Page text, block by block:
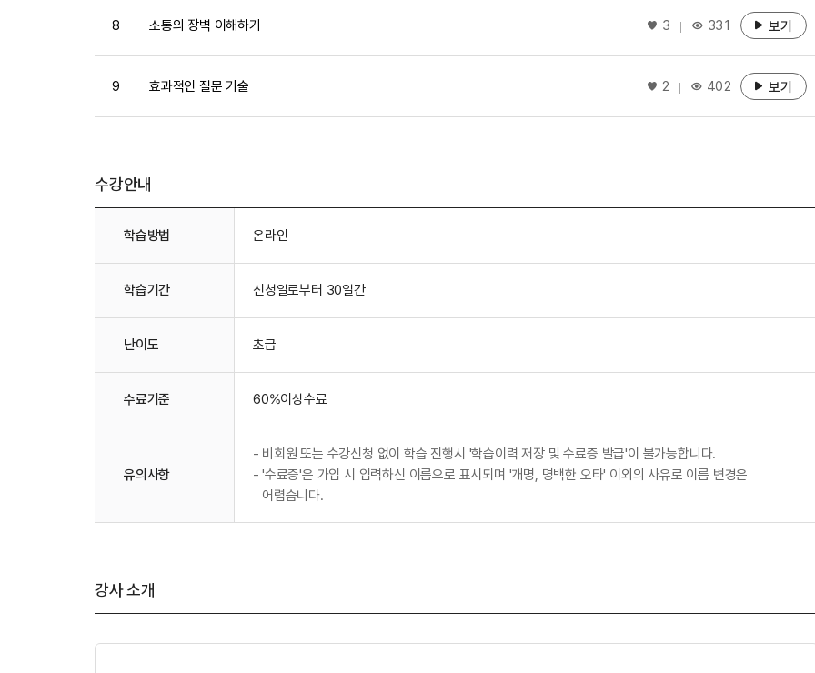
8 소통의 장벽 이해하기 좋아요
3 331 보기
9 효과적인 질문 기술 좋아요
2 402 보기
수강안내
학습방법 온라인
학습기간 신청일로부터 30일간
난이도 초급
수료기준 60%이상수료
유의사항
- 비회원 또는 수강신청 없이 학습 진행시 '학습이력 저장 및 수료증 발급'이 불가능합니다.
- '수료증'은 가입 시 입력하신 이름으로 표시되며 '개명, 명백한 오타' 이외의 사유로 이름 변경은
어렵습니다.
강사 소개